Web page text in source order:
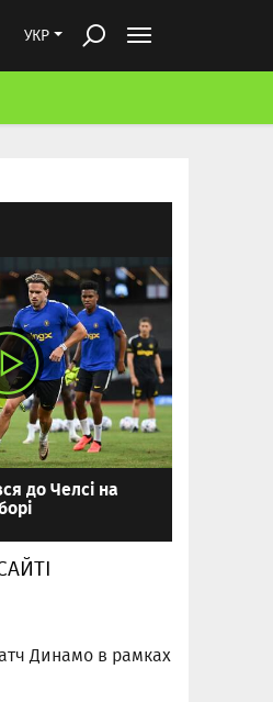
УКР
до Челсі на
Динамо в рамках